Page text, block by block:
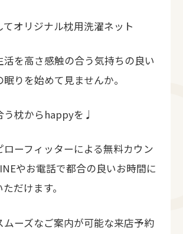
オリジナル枕用洗濯ネット
活を高さ感触の合う気持ちの良い
りを始めて見ませんか。
う枕からhappyを♩
ローフィッターによる無料カウン
やお電話で都合の良いお時間に
だけます。
ムーズなご案内が可能な来店予約